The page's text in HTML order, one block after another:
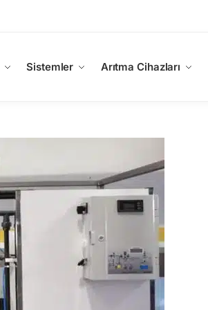
Sistemler Arıtma Cihazları